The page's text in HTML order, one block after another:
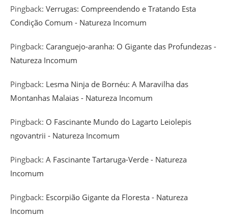
Pingback: Verrugas: Compreendendo e Tratando Esta
Condição Comum - Natureza Incomum
Pingback: Caranguejo-aranha: O Gigante das Profundezas -
Natureza Incomum
Pingback: Lesma Ninja de Bornéu: A Maravilha das
Montanhas Malaias - Natureza Incomum
Pingback: O Fascinante Mundo do Lagarto Leiolepis
ngovantrii - Natureza Incomum
Pingback: A Fascinante Tartaruga-Verde - Natureza
Incomum
Pingback: Escorpião Gigante da Floresta - Natureza
Incomum